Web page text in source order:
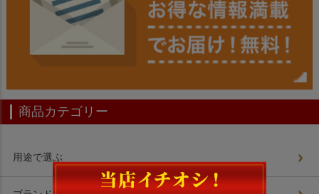
商品カテゴリー
用途で選ぶ